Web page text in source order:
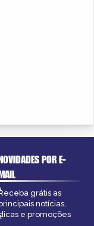
POR E-
grátis as
notícias,
e promoções